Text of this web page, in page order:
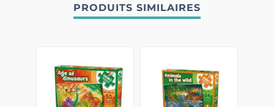
PRODUITS SIMILAIRES